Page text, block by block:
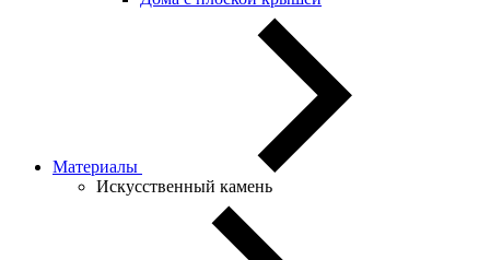
Материалы
Искусственный камень